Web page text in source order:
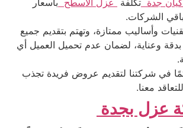
جدة تكلفة عزل الأسطح بأسعار
الشركات.
وأساليب ممتازة، وتهتم بتقديم جميع
وعناية، لضمان عدم تحميل العميل أي
في شركتنا لتقديم عروض فريدة تجذب
معنا.
عزل بجدة